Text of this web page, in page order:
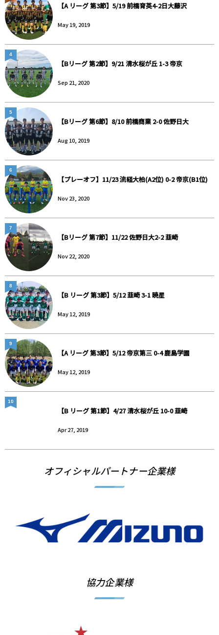
【A リーグ 第3節】5/19 前橋育英4-2日大藤沢
May 19, 2019
【Bリーグ 第2節】9/21 清水桜が丘 1-3 帝京
Sep 21, 2020
4
【Bリーグ 第6節】8/10 前橋商業 2-0 佐野日大
Aug 10, 2019
5
【プレーオフ】11/23 流経大柏(A2位) 0-2 帝京(B1位)
Nov 23, 2020
6
【Bリーグ 第7節】11/22 佐野日大2-2 韮崎
Nov 22, 2020
7
【B リーグ 第3節】5/12 韮崎 3-1 暁星
May 12, 2019
8
【A リーグ 第3節】5/12 帝京第三 0-4 鹿島学園
May 12, 2019
9
【B リーグ 第1節】4/27 清水桜が丘 10-0 韮崎
Apr 27, 2019
10
オフィシャルパートナー企業様
協力企業様